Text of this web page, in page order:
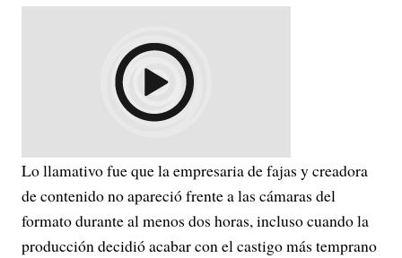
Lo llamativo fue que la empresaria de fajas y creadora
de contenido no apareció frente a las cámaras del
formato durante al menos dos horas, incluso cuando la
producción decidió acabar con el castigo más temprano